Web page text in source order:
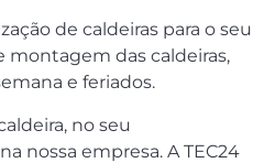
de caldeiras para o seu
montagem das caldeiras,
e feriados.
no seu
nossa empresa. A TEC24